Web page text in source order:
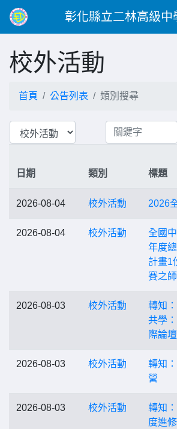
彰化縣立二林高級中
校外活動
首頁 公告列表 類別搜尋
日期 類別 標題
2026-08-04 校外活動 2026
2026-08-04 校外活動
全國
年度
計畫1
賽之
2026-08-03 校外活動
轉知
共學
際論壇
2026-08-03 校外活動
轉知
營
2026-08-03 校外活動
轉知
度進